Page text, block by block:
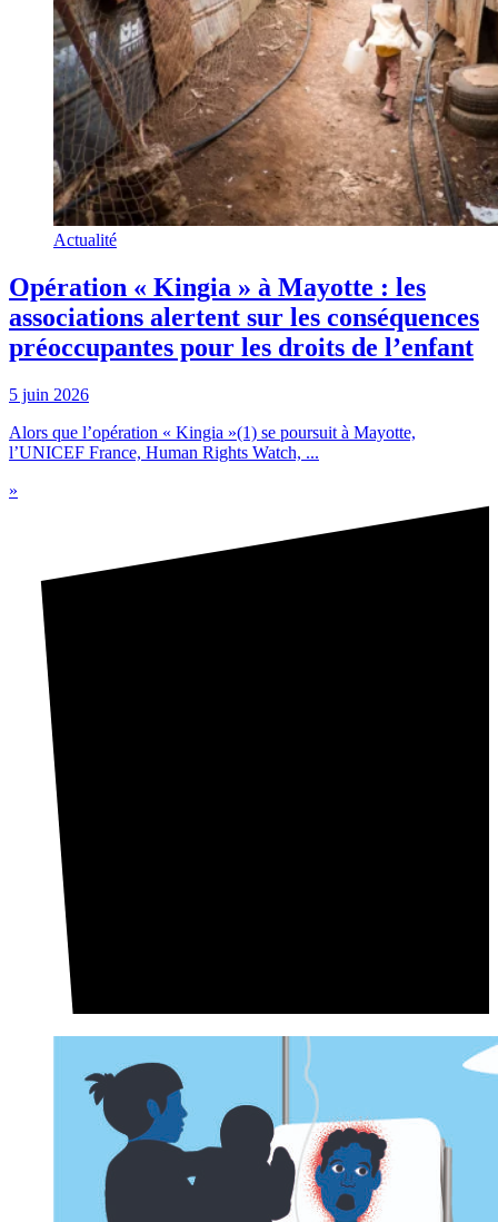
Actualité
Opération « Kingia » à Mayotte : les
associations alertent sur les conséquences
préoccupantes pour les droits de l’enfant
5 juin 2026
Alors que l’opération « Kingia »(1) se poursuit à Mayotte,
l’UNICEF France, Human Rights Watch, ...
»